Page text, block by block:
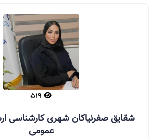
شقایق صفرنیاکان شهری کارشناسی
عمومی